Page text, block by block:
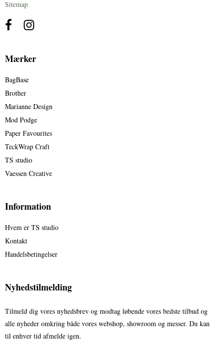
Sitemap
Mærker
BagBase
Brother
Marianne Design
Mod Podge
Paper Favourites
TeckWrap Craft
TS studio
Vaessen Creative
Information
Hvem er TS studio
Kontakt
Handelsbetingelser
Nyhedstilmelding
Tilmeld dig vores nyhedsbrev og modtag løbende vores bedste tilbud og
alle nyheder omkring både vores webshop, showroom og messer. Du kan
til enhver tid afmelde igen.